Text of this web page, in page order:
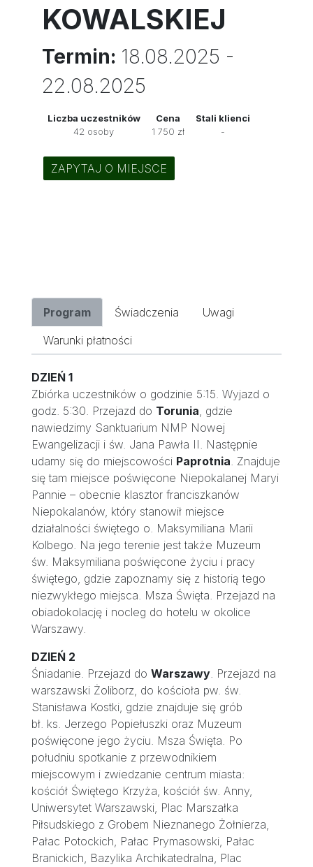
KOWALSKIEJ
Termin: 18.08.2025 -
22.08.2025
Liczba uczestników Cena
Stali klienci
42 osoby
1 750 zł -
ZAPYTAJ O MIEJSCE
Program Świadczenia
Uwagi
Warunki płatności
DZIEŃ 1
Zbiórka uczestników o godzinie 5:15. Wyjazd o
godz. 5:30. Przejazd do Torunia, gdzie
nawiedzimy Sanktuarium NMP Nowej
Ewangelizacji i św. Jana Pawła II. Następnie
udamy się do miejscowości Paprotnia. Znajduje
się tam miejsce poświęcone Niepokalanej Maryi
Pannie – obecnie klasztor franciszkanów
Niepokalanów, który stanowił miejsce
działalności świętego o. Maksymiliana Marii
Kolbego. Na jego terenie jest także Muzeum
św. Maksymiliana poświęcone życiu i pracy
świętego, gdzie zapoznamy się z historią tego
niezwykłego miejsca. Msza Święta. Przejazd na
obiadokolację i nocleg do hotelu w okolice
Warszawy.
DZIEŃ 2
Śniadanie. Przejazd do Warszawy. Przejazd na
warszawski Żoliborz, do kościoła pw. św.
Stanisława Kostki, gdzie znajduje się grób
bł. ks. Jerzego Popiełuszki oraz Muzeum
poświęcone jego życiu. Msza Święta. Po
południu spotkanie z przewodnikiem
miejscowym i zwiedzanie centrum miasta:
kościół Świętego Krzyża, kościół św. Anny,
Uniwersytet Warszawski, Plac Marszałka
Piłsudskiego z Grobem Nieznanego Żołnierza,
Pałac Potockich, Pałac Prymasowski, Pałac
Branickich, Bazylika Archikatedralna, Plac